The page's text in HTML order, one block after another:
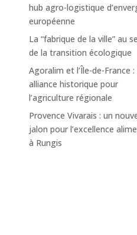
hub agro-logistique
européenne
La “fabrique de la ville” au
de la transition écologique
Agoralim et l’Île-de-France :
alliance historique pour
l’agriculture régionale
Provence Vivarais : un
jalon pour l’excellence
à Rungis